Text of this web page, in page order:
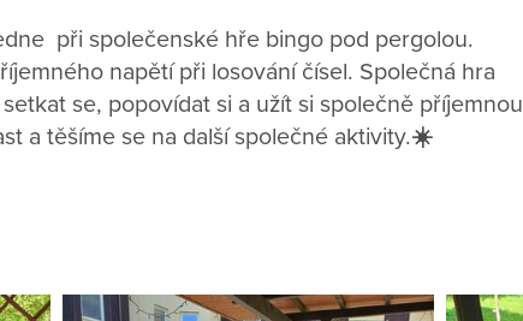
při společenské hře bingo pod pergolou.
napětí při losování čísel. Společná hra
se, popovídat si a užít si společně příjemnou
a těšíme se na další společné aktivity.☀️